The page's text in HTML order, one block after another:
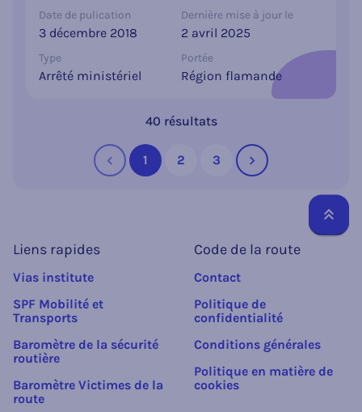
Date de pulication
3 décembre 2018
Dernière mise à jour le
2 avril 2025
Type
Arrêté ministériel
Portée
Région flamande
40 résultats
Précédent
1 2 3 Suivant
Liens rapides
Vias institute
SPF Mobilité et
Transports
Baromètre de la sécurité
routière
Baromètre Victimes de la
route
Code de la route
Contact
Politique de
confidentialité
Conditions générales
Politique en matière de
cookies